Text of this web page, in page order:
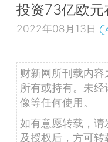
投资73亿欧元
2022年08月13日
财新网所刊载内
所有或持有。未
像等任何使用。
如有意愿转载，请
及授权后，方可转